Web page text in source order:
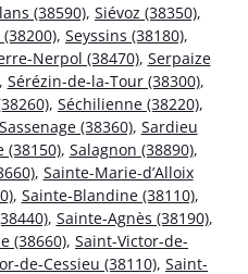
(38590), Siévoz (38350),
, Seyssins (38180),
Nerpol (38470), Serpaize
Sérézin-de-la-Tour (38300),
, Séchilienne (38220),
Sassenage (38360), Sardieu
(38150), Salagnon (38890),
, Sainte-Marie-d’Alloix
, Sainte-Blandine (38110),
, Sainte-Agnès (38190),
(38660), Saint-Victor-de-
de-Cessieu (38110), Saint-